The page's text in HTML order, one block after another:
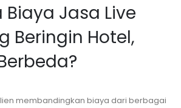
Jasa Live
Beringin Hotel,
membandingkan biaya dari berbagai